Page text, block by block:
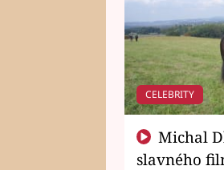
CELEBRITY
slavného